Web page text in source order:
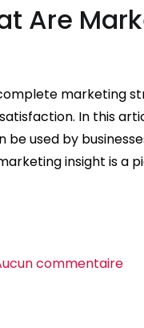
with
AI
Are
marketing
In this
used by
insight is a
commentairesur